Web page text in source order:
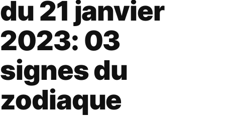
du 21 janvier
2023: 03
signes du
zodiaque